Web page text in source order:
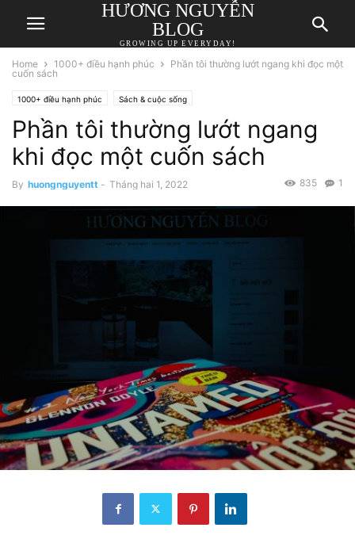
HƯƠNG NGUYỄN
BLOG
GROWING UP EVERYDAY!
Home 1000+ điều hạnh phúc
Phần tôi thường lướt ngang khi đọc một
cuốn sách
1000+ điều hạnh phúc Sách & cuộc sống
Phần tôi thường lướt ngang
khi đọc một cuốn sách
By huongnguyentt - Tháng hai 1, 2022 1
835